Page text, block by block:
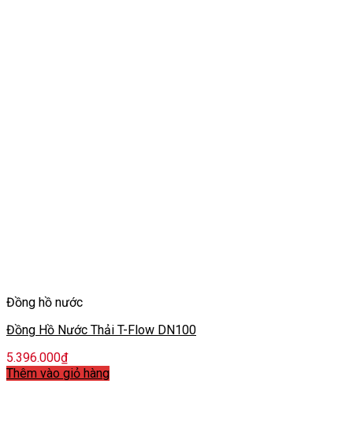
Đồng hồ nước
Đồng Hồ Nước Thải T-Flow DN100
5.396.000₫
Thêm vào giỏ hàng